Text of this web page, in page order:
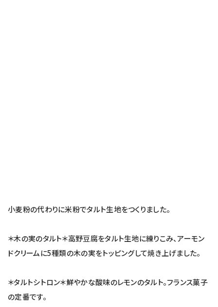
小麦粉の代わりに米粉でタルト生地をつくりました。
＊木の実のタルト＊高野豆腐をタルト生地に練りこみ、アーモン
ドクリームに5種類の木の実をトッピングして焼き上げました。
＊タルトシトロン＊鮮やかな酸味のレモンのタルト。フランス菓子
の定番です。